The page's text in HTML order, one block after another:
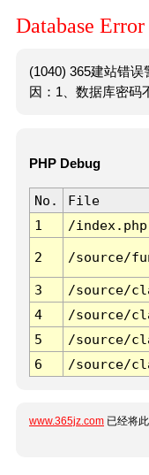
Database Error
(1040) 365建站错
因：1、数据库密码
PHP Debug
No. File
1
/index.php
2 /source/
3 /source/
4
/source/
5
/source/
6
/source/
www.365jz.com 已经将